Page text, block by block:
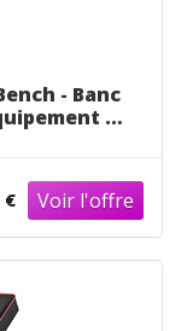
- Banc
de
€